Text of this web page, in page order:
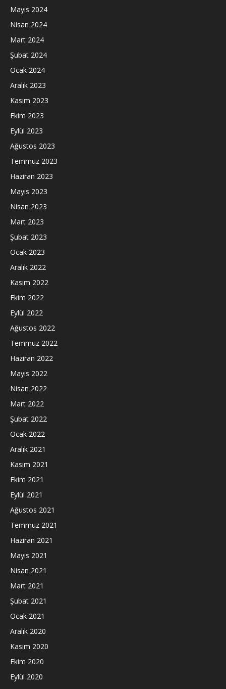
Mayıs 2024
Nisan 2024
Mart 2024
Şubat 2024
Ocak 2024
Aralık 2023
Kasım 2023
Ekim 2023
Eylül 2023
Ağustos 2023
Temmuz 2023
Haziran 2023
Mayıs 2023
Nisan 2023
Mart 2023
Şubat 2023
Ocak 2023
Aralık 2022
Kasım 2022
Ekim 2022
Eylül 2022
Ağustos 2022
Temmuz 2022
Haziran 2022
Mayıs 2022
Nisan 2022
Mart 2022
Şubat 2022
Ocak 2022
Aralık 2021
Kasım 2021
Ekim 2021
Eylül 2021
Ağustos 2021
Temmuz 2021
Haziran 2021
Mayıs 2021
Nisan 2021
Mart 2021
Şubat 2021
Ocak 2021
Aralık 2020
Kasım 2020
Ekim 2020
Eylül 2020